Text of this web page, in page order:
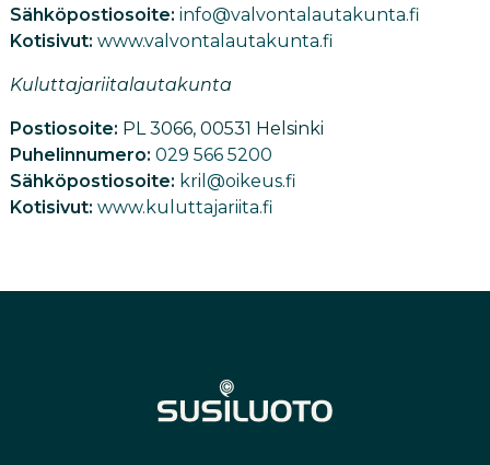
Sähköpostiosoite: info@valvontalautakunta.fi
Kotisivut: www.valvontalautakunta.fi
Kuluttajariitalautakunta
Postiosoite: PL 3066, 00531 Helsinki
Puhelinnumero: 029 566 5200
Sähköpostiosoite: kril@oikeus.fi
Kotisivut: www.kuluttajariita.fi